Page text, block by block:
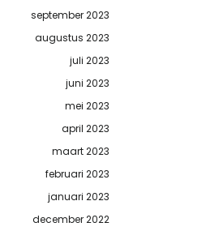
september 2023
augustus 2023
juli 2023
juni 2023
mei 2023
april 2023
maart 2023
februari 2023
januari 2023
december 2022